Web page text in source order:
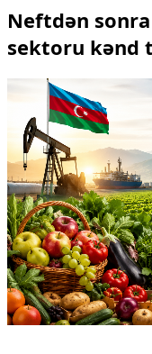
Xarici xəbərlər
Cənubi Qafqaz
Türk Dünyası
Avropa
Amerika
Asiya
Afrika
Çarpaz baxış
Təhlil
Siyasi
Geosiyasi
İqtisadi
Sosioloji
Araşdırma
Neftdən
sektoru kənd